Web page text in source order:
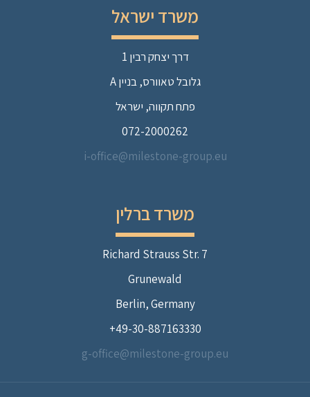
משרד ישראל
דרך יצחק רבין 1
גלובל טאוורס, בניין A
פתח תקווה, ישראל
072-2000262
i-office@milestone-group.eu
משרד ברלין
Richard Strauss Str. 7
Grunewald
Berlin, Germany
49-30-887163330+
g-office@milestone-group.eu